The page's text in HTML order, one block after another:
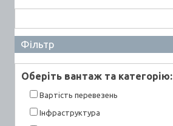
Фільтр
Оберiть вантаж та категорiю:
Вартiсть перевезень
Інфраструктура